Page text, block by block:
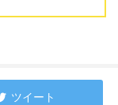
ツイート